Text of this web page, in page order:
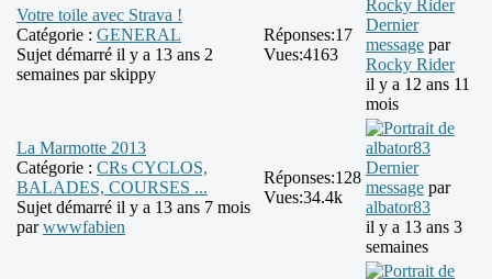
Votre toile avec Strava !
Catégorie : GENERAL
Sujet démarré il y a 13 ans 2
semaines parskippy
Réponses:17
Vues:4163
Dernier
message par
Rocky Rider
il y a 12 ans 11
mois
La Marmotte 2013
Catégorie : CRs CYCLOS,
BALADES, COURSES ...
Sujet démarré il y a 13 ans 7 mois
parwwwfabien
Réponses:128
Vues:34.4k
Dernier
message par
albator83
il y a 13 ans 3
semaines